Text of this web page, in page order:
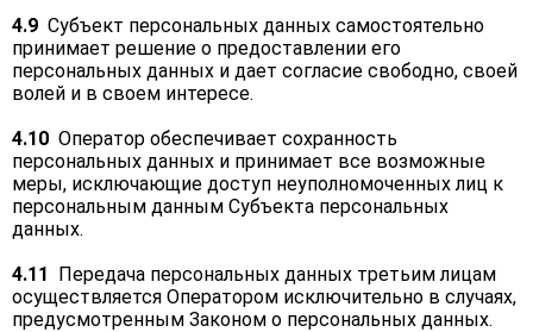
4.9 Субъект персональных данных самостоятельно
принимает решение о предоставлении его
персональных данных и дает согласие свободно, своей
волей и в своем интересе.
4.10 Оператор обеспечивает сохранность
персональных данных и принимает все возможные
меры, исключающие доступ неуполномоченных лиц к
персональным данным Субъекта персональных
данных.
4.11 Передача персональных данных третьим лицам
осуществляется Оператором исключительно в случаях,
предусмотренным Законом о персональных данных.